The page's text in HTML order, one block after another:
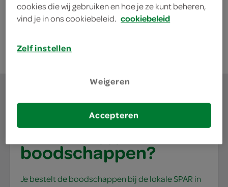
3.99 kies je SPAR
waar doe jij je
boodschappen?
Je bestelt de boodschappen bij de lokale SPAR in
cookies die wij gebruiken en hoe je ze kunt beheren,
vind je in ons cookiebeleid. cookiebeleid
Zelf instellen
Weigeren
Accepteren